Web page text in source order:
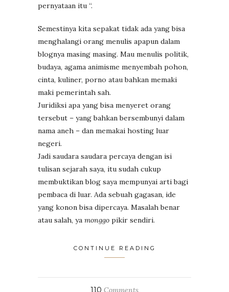
pernyataan itu “.
Semestinya kita sepakat tidak ada yang bisa
menghalangi orang menulis apapun dalam
blognya masing masing. Mau menulis politik,
budaya, agama animisme menyembah pohon,
cinta, kuliner, porno atau bahkan memaki
maki pemerintah sah.
Juridiksi apa yang bisa menyeret orang
tersebut – yang bahkan bersembunyi dalam
nama aneh – dan memakai hosting luar
negeri.
Jadi saudara saudara percaya dengan isi
tulisan sejarah saya, itu sudah cukup
membuktikan blog saya mempunyai arti bagi
pembaca di luar. Ada sebuah gagasan, ide
yang konon bisa dipercaya. Masalah benar
atau salah, ya monggo pikir sendiri.
CONTINUE READING
110 Comments